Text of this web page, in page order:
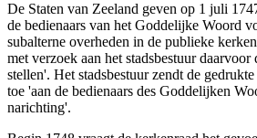
De Staten van Zeeland geven op 1 juli
de bedienaars van het Goddelijke Woord
subalterne overheden in de publieke
met verzoek aan het stadsbestuur daarvoor
stellen'. Het stadsbestuur zendt de
toe 'aan de bedienaars des Goddelijken
narichting'.